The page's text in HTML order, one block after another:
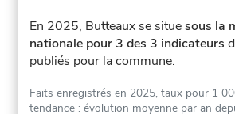
En 2025, Butteaux se situesous la
nationale pour 3 des 3 indicateurs
publiés pour la commune.
Faits enregistrés en 2025, taux pour 1
tendance : évolution moyenne par an